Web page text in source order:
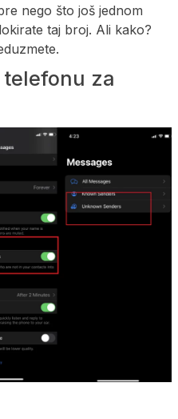
nego što još jednom
taj broj. Ali kako?
za